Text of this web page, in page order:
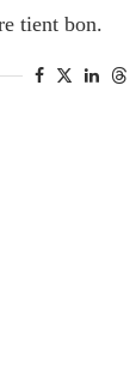
tient bon.